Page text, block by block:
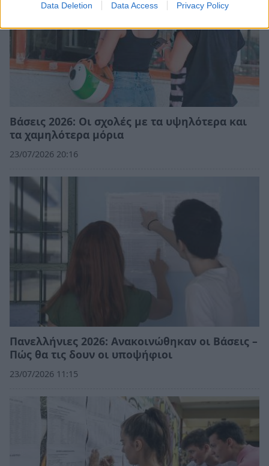
Data Deletion Data Access Privacy Policy
Βάσεις 2026: Οι σχολές με τα υψηλότερα και
τα χαμηλότερα μόρια
23/07/2026 20:16
Πανελλήνιες 2026: Ανακοινώθηκαν οι Βάσεις –
Πώς θα τις δουν οι υποψήφιοι
23/07/2026 11:15